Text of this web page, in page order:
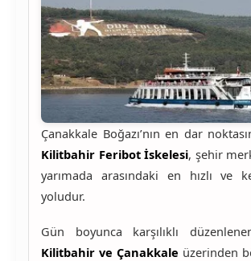
Çanakkale Boğazı’nın en dar
Kilitbahir Feribot İskelesi, şehir
yarımada arasındaki en hızlı ve
yoludur.
Gün boyunca karşılıklı
Kilitbahir ve Çanakkale üzerinden